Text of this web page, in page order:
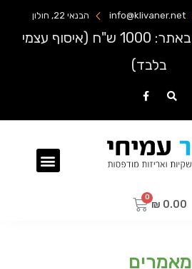
info@klivaner.net הבנאי 22, חולון
מינימום רכישה באתר: 1000 ש"ח (איסוף עצמי
בלבד)
₪ 0.00
מאמרים